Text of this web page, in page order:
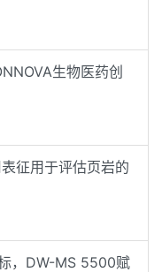
生物医药创
征用于评估页岩的
，DW-MS 5500赋